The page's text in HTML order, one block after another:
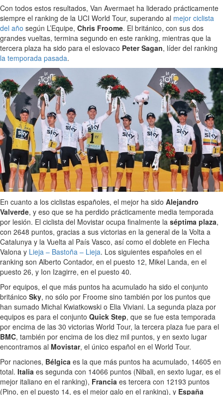
Con todos estos resultados, Van Avermaet ha liderado prácticamente
siempre el ranking de la UCI World Tour, superando al mejor ciclista
del año según L’Equipe, Chris Froome. El británico, con sus dos
grandes vueltas, termina segundo en este ranking, mientras que la
tercera plaza ha sido para el eslovaco Peter Sagan, líder del ranking
la temporada pasada.
En cuanto a los ciclistas españoles, el mejor ha sido Alejandro
Valverde, y eso que se ha perdido prácticamente media temporada
por lesión. El ciclista del Movistar ocupa finalmente la séptima plaza,
con 2648 puntos, gracias a sus victorias en la general de la Volta a
Catalunya y la Vuelta al País Vasco, así como el doblete en Flecha
Valona y Lieja – Bastoña – Lieja. Los siguientes españoles en el
ranking son Alberto Contador, en el puesto 12, Mikel Landa, en el
puesto 26, y Ion Izagirre, en el puesto 40.
Por equipos, el que más puntos ha acumulado ha sido el conjunto
británico Sky, no sólo por Froome sino también por los puntos que
han sumado Michal Kwiatkowski o Elia Viviani. La segunda plaza por
equipos es para el conjunto Quick Step, que se fue esta temporada
por encima de las 30 victorias World Tour, la tercera plaza fue para el
BMC, también por encima de los diez mil puntos, y en sexto lugar
encontramos al Movistar, el único español en el World Tour.
Por naciones, Bélgica es la que más puntos ha acumulado, 14605 en
total. Italia es segunda con 14066 puntos (Nibali, en sexto lugar, es el
mejor italiano en el ranking), Francia es tercera con 12193 puntos
(Pino, en el puesto 14, es el mejor galo en el ranking), y España